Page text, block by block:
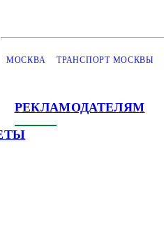
МОСКВА ТРАНСПОРТ МОСКВЫ
РЕКЛАМОДАТЕЛЯМ